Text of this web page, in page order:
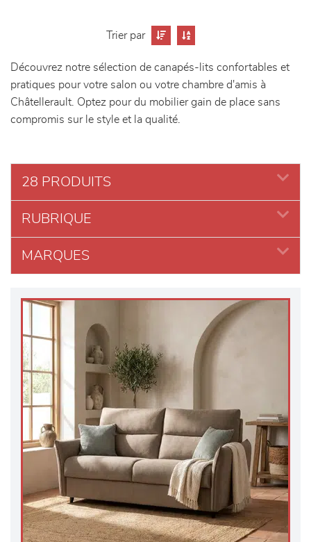
décoration
Trier par
Découvrez notre sélection de canapés-lits confortables et
pratiques pour votre salon ou votre chambre d'amis à
Châtellerault. Optez pour du mobilier gain de place sans
compromis sur le style et la qualité.
28 PRODUITS
RUBRIQUE
MARQUES